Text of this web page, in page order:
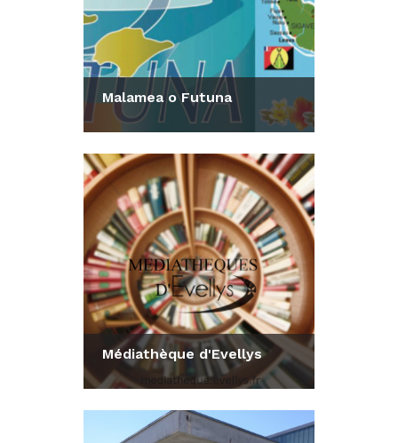
Malamea o Futuna
Consulter la fiche
Médiathèque d'Evellys
Consulter la fiche